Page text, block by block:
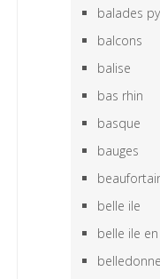
balades
balcons
balise
bas rhin
basque
bauges
belle ile
belle ile
belledonne